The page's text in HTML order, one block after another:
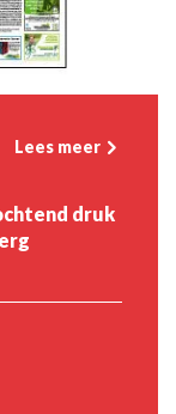
Lees meer
druk